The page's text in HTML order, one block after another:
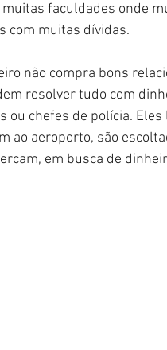
faculdades onde
com muitas dívidas.
não compra bons
resolver tudo com
ou chefes de polícia.
ao aeroporto, são
em busca de